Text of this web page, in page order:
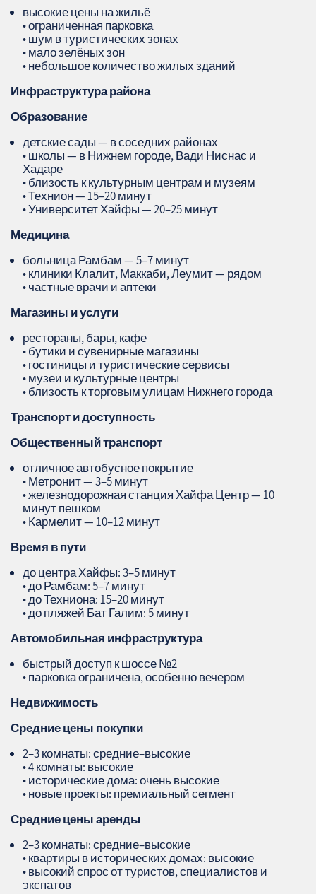
высокие цены на жильё
• ограниченная парковка
• шум в туристических зонах
• мало зелёных зон
• небольшое количество жилых зданий
Инфраструктура района
Образование
детские сады — в соседних районах
• школы — в Нижнем городе, Вади Ниснас и
Хадаре
• близость к культурным центрам и музеям
• Технион — 15–20 минут
• Университет Хайфы — 20–25 минут
Медицина
больница Рамбам — 5–7 минут
• клиники Клалит, Маккаби, Леумит — рядом
• частные врачи и аптеки
Магазины и услуги
рестораны, бары, кафе
• бутики и сувенирные магазины
• гостиницы и туристические сервисы
• музеи и культурные центры
• близость к торговым улицам Нижнего города
Транспорт и доступность
Общественный транспорт
отличное автобусное покрытие
• Метронит — 3–5 минут
• железнодорожная станция Хайфа Центр — 10
минут пешком
• Кармелит — 10–12 минут
Время в пути
до центра Хайфы: 3–5 минут
• до Рамбам: 5–7 минут
• до Техниона: 15–20 минут
• до пляжей Бат Галим: 5 минут
Автомобильная инфраструктура
быстрый доступ к шоссе №2
• парковка ограничена, особенно вечером
Недвижимость
Средние цены покупки
2–3 комнаты: средние–высокие
• 4 комнаты: высокие
• исторические дома: очень высокие
• новые проекты: премиальный сегмент
Средние цены аренды
2–3 комнаты: средние–высокие
• квартиры в исторических домах: высокие
• высокий спрос от туристов, специалистов и
экспатов